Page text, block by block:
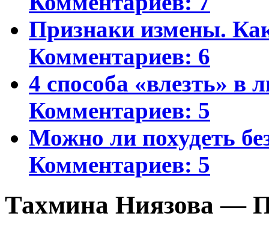
Признаки измены.
Комментариев: 6
4 способа «влезть» в
Комментариев: 5
Можно ли похудеть
Комментариев: 5
Тахмина Ниязова —